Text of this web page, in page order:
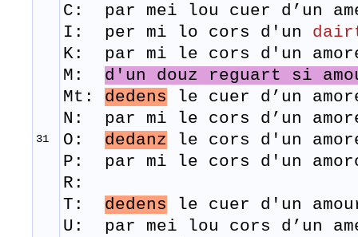
31
C: par mei lou cuer d’un
I: per mi lo cors d'un
K: par mi le cors d'un
M: d'un douz reguart si
Mt: dedens le cuer d’un
N: par mi le cors d’un
O: dedanz le cors d'un
​P: par mi le cors d'un
R:
T: dedens le cuer d'un
U: par mei lou cors d’un